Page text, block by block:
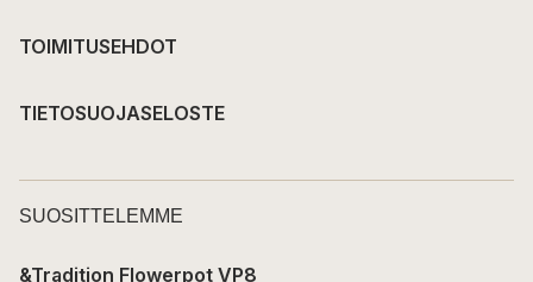
TOIMITUSEHDOT
TIETOSUOJASELOSTE
SUOSITTELEMME
&Tradition Flowerpot VP8